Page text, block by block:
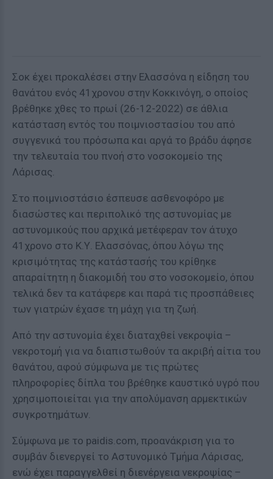
Σοκ έχει προκαλέσει στην Ελασσόνα η είδηση του
θανάτου ενός 41χρονου στην Κοκκινόγη, ο οποίος
βρέθηκε χθες το πρωί (26-12-2022) σε άθλια
κατάσταση εντός του ποιμνιοστασίου του από
συγγενικά του πρόσωπα και αργά το βράδυ άφησε
την τελευταία του πνοή στο νοσοκομείο της
Λάρισας.
Στο ποιμνιοστάσιο έσπευσε ασθενοφόρο με
διασώστες και περιπολικό της αστυνομίας με
αστυνομικούς που αρχικά μετέφεραν τον άτυχο
41χρονο στο Κ.Υ. Ελασσόνας, όπου λόγω της
κρισιμότητας της κατάστασής του κρίθηκε
απαραίτητη η διακομιδή του στο νοσοκομείο, όπου
τελικά δεν τα κατάφερε και παρά τις προσπάθειες
των γιατρών έχασε τη μάχη για τη ζωή.
Από την αστυνομία έχει διαταχθεί νεκροψία –
νεκροτομή για να διαπιστωθούν τα ακριβή αίτια του
θανάτου, αφού σύμφωνα με τις πρώτες
πληροφορίες δίπλα του βρέθηκε καυστικό υγρό που
χρησιμοποιείται για την απολύμανση αρμεκτικών
συγκροτημάτων.
Σύμφωνα με το paidis.com, προανάκριση για το
συμβάν διενεργεί το Αστυνομικό Τμήμα Λάρισας,
ενώ έχει παραγγελθεί η διενέργεια νεκροψίας –